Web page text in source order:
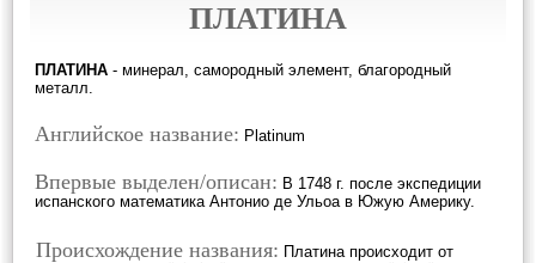
ПЛАТИНА
ПЛАТИНА - минерал, самородный элемент, благородный
металл.
Английское название: Platinum
Впервые выделен/описан: В 1748 г. после экспедиции
испанского математика Антонио де Ульоа в Южую Америку.
Происхождение названия: Платина происходит от